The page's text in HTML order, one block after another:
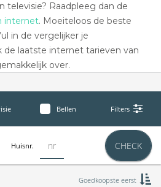
televisie? Raadpleeg dan de
internet. Moeiteloos de beste
in de vergelijker je
de laatste internet tarieven van
over.
Bellen Filters
Huisnr. CHECK
Goedkoopste eerst